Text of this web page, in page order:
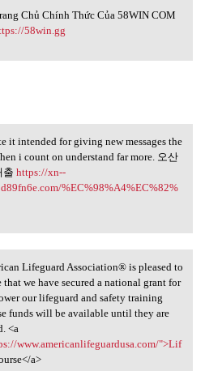
Chủ Chính Thức
Chủ Chính Thức Của 58WIN COM
58win.gg
it intended for
it intended for giving new messages the
i count on understand far more. 오산
출 https://xn--
%EC%98%A4%EC%82%
Lifeguard
Lifeguard Association® is pleased to
that we have secured a national grant for
our lifeguard and safety training
funds will be available until they are
<a
www.americanlifeguardusa.com/">Lif
a>